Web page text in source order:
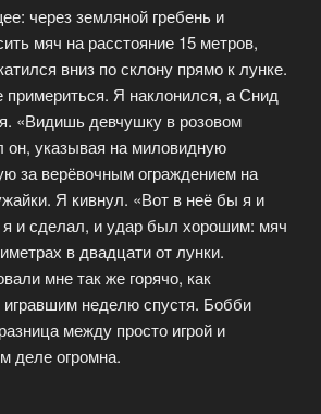
через земляной гребень и
мяч на расстояние 15 метров,
вниз по склону прямо к лунке.
Я наклонился, а Снид
«Видишь девчушку в розовом
он, указывая на миловидную
за верёвочным ограждением на
Я кивнул. «Вот в неё бы я и
я и сделал, и удар был хорошим: мяч
в двадцати от лунки.
мне так же горячо, как
неделю спустя. Бобби
между просто игрой и
деле огромна.